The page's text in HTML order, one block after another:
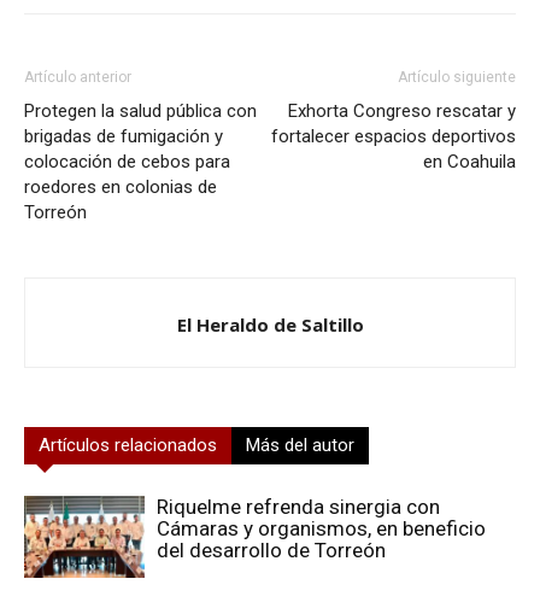
Artículo anterior
Protegen la salud pública con
brigadas de fumigación y
colocación de cebos para
roedores en colonias de
Torreón
Artículo siguiente
Exhorta Congreso rescatar y
fortalecer espacios deportivos
en Coahuila
El Heraldo de Saltillo
Artículos relacionados Más del autor
Riquelme refrenda sinergia con
Cámaras y organismos, en beneficio
del desarrollo de Torreón